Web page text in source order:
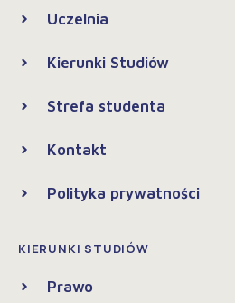
Uczelnia
Kierunki Studiów
Strefa studenta
Kontakt
Polityka prywatności
KIERUNKI STUDIÓW
Prawo